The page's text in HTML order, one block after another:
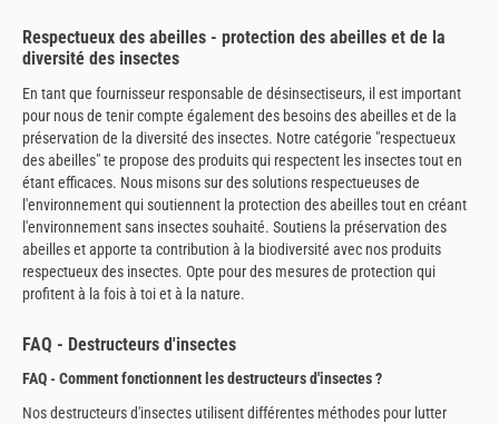
Respectueux des abeilles - protection des abeilles et de la
diversité des insectes
En tant que fournisseur responsable de désinsectiseurs, il est important
pour nous de tenir compte également des besoins des abeilles et de la
préservation de la diversité des insectes. Notre catégorie "respectueux
des abeilles" te propose des produits qui respectent les insectes tout en
étant efficaces. Nous misons sur des solutions respectueuses de
l'environnement qui soutiennent la protection des abeilles tout en créant
l'environnement sans insectes souhaité. Soutiens la préservation des
abeilles et apporte ta contribution à la biodiversité avec nos produits
respectueux des insectes. Opte pour des mesures de protection qui
profitent à la fois à toi et à la nature.
FAQ - Destructeurs d'insectes
FAQ - Comment fonctionnent les destructeurs d'insectes ?
Nos destructeurs d'insectes utilisent différentes méthodes pour lutter